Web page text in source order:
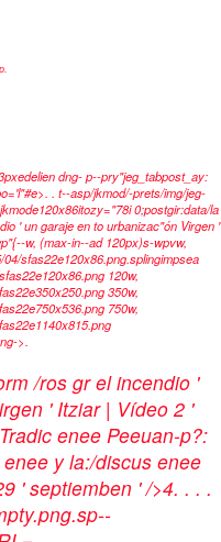
.
dng- p--pry"jeg_tabpost_ay:
. . t--asp/jkmod/-prets/img/jeg-
0;postgir:data/la
' un garaje en to urbanizac"ón Virgen '
w, (max-in--ad 120px)s-wpvw,
sfas22e120x86.png.splingimpsea
120w,
350w,
750w,
>.
/ros gr el incendio '
' Itziar | Vídeo 2 '
enee Peeuan-p?:
y la:/discus enee
' septiemben ' />4. . . .